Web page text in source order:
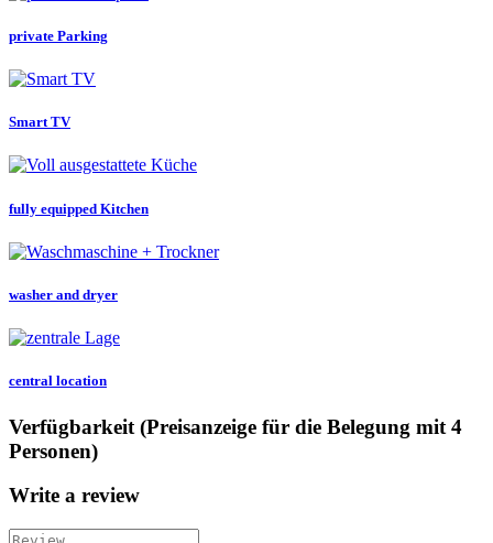
private Parking
Smart TV
fully equipped Kitchen
washer and dryer
central location
Verfügbarkeit (Preisanzeige für die Belegung mit 4
Personen)
Write a review